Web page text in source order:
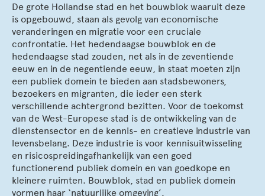
De grote Hollandse stad en het bouwblok waaruit deze
is opgebouwd, staan als gevolg van economische
veranderingen en migratie voor een cruciale
confrontatie. Het hedendaagse bouwblok en de
hedendaagse stad zouden, net als in de zeventiende
eeuw en in de negentiende eeuw, in staat moeten zijn
een publiek domein te bieden aan stadsbewoners,
bezoekers en migranten, die ieder een sterk
verschillende achtergrond bezitten. Voor de toekomst
van de West-Europese stad is de ontwikkeling van de
dienstensector en de kennis- en creatieve industrie van
levensbelang. Deze industrie is voor kennisuitwisseling
en risicospreidingafhankelijk van een goed
functionerend publiek domein en van goedkope en
kleinere ruimten. Bouwblok, stad en publiek domein
vormen haar ‘natuurlijke omgeving’.